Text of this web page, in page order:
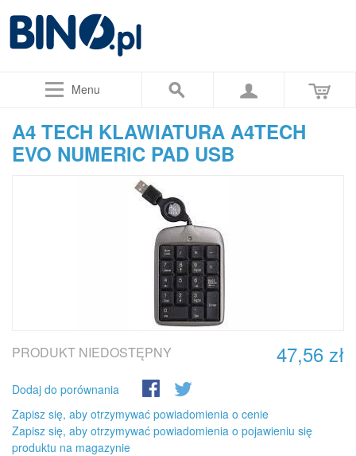
Menu
A4 TECH KLAWIATURA A4TECH
EVO NUMERIC PAD USB
47,56 zł
PRODUKT NIEDOSTĘPNY
Dodaj do porównania
Zapisz się, aby otrzymywać powiadomienia o cenie
Zapisz się, aby otrzymywać powiadomienia o pojawieniu się
produktu na magazynie